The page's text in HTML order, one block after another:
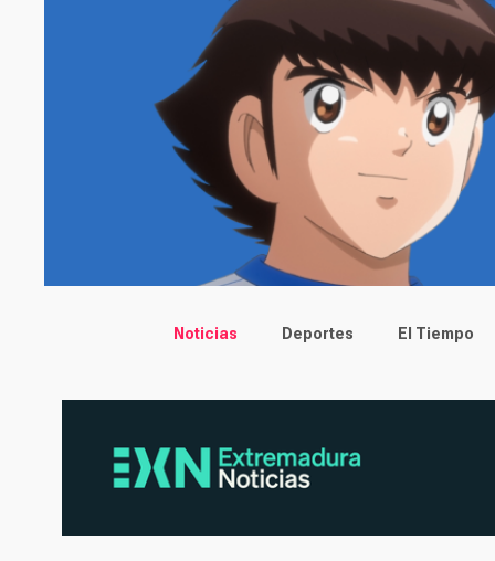
Main menu
Noticias Deportes El Tiempo